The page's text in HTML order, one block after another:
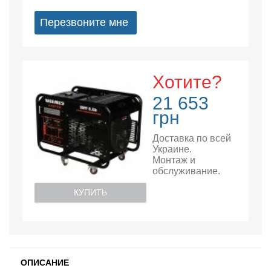
Перезвоните мне
Хотите?
21 653
грн
Доставка по всей
Украине.
Монтаж и
обслуживание.
КУПИТЬ
ОПИСАНИЕ